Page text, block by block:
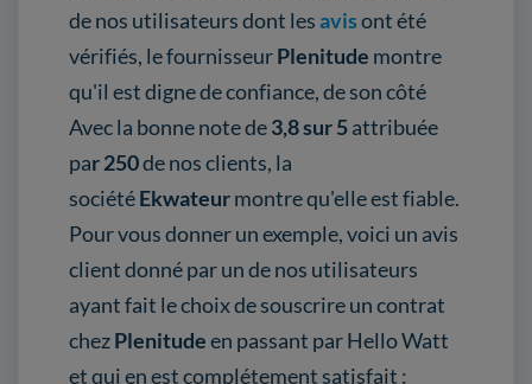
de nos utilisateurs dont lesavisont été
vérifiés, le fournisseurPlenitude montre
qu'il est digne de confiance, de son côté
Avec la bonne note de3,8 sur 5attribuée
par 250de nos clients, la
sociétéEkwateurmontre qu'elle est fiable.
Pour vous donner un exemple, voici un avis
client donné par un de nos utilisateurs
ayant fait le choix de souscrire un contrat
chezPlenitudeen passant par Hello Watt
et qui en est complétement satisfait :